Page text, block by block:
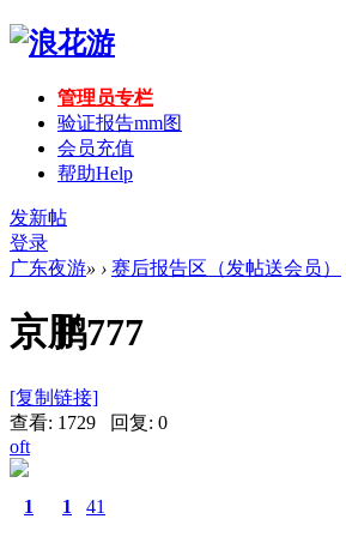
管理员专栏
验证报告mm图
会员充值
帮助Help
发新帖
登录
广东夜游» › 赛后报告区（发帖送会员）
京鹏777
[复制链接]
查看: 1729 回复: 0
oft
1 1 41